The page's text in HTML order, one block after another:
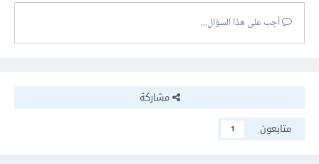
أجب على هذا السؤال...
مشاركة
متابعون
1